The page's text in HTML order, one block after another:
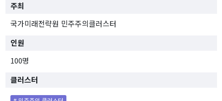
주최
국가미래전략원 민주주의클러스터
인원
100명
클러스터
대담 및 토론회
간행물